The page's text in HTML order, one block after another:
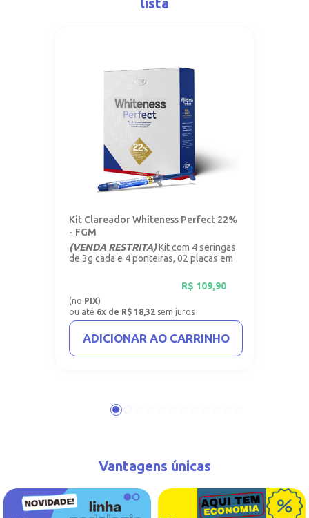
Kit Clareador Whiteness Perfect 22%
- FGM
(VENDA RESTRITA)Kit com 4 seringas
de 3g cada e 4 ponteiras, 02 placas em
R$ 109,90
(no PIX)
ou até 6x de R$ 18,32 sem juros
ADICIONAR AO CARRINHO
Vantagens únicas